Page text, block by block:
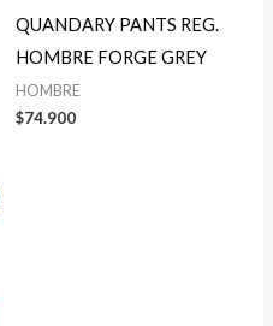
QUANDARY PANTS REG.
HOMBRE FORGE GREY
HOMBRE
$74.900